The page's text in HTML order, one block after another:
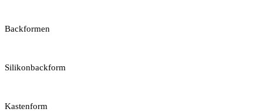
Backformen
Silikonbackform
Kastenform